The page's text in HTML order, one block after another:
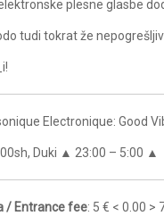
plesne glasbe
tudi tokrat že
Electronique: Good
Duki ▲ 23:00 – 5:00 ▲
/ Entrance fee: 5 € < 0.00 >